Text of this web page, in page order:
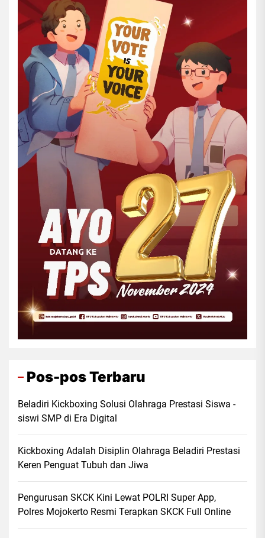
Pos-pos Terbaru
Beladiri Kickboxing Solusi Olahraga Prestasi Siswa -
siswi SMP di Era Digital
Kickboxing Adalah Disiplin Olahraga Beladiri Prestasi
Keren Penguat Tubuh dan Jiwa
Pengurusan SKCK Kini Lewat POLRI Super App,
Polres Mojokerto Resmi Terapkan SKCK Full Online